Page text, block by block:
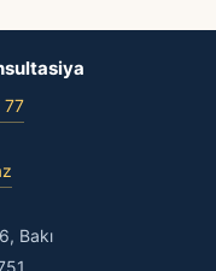
Bakı